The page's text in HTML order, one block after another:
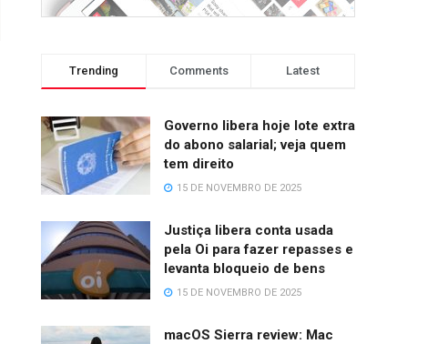
Trending Comments Latest
Governo libera hoje lote extra
do abono salarial; veja quem
tem direito
15 DE NOVEMBRO DE 2025
Justiça libera conta usada
pela Oi para fazer repasses e
levanta bloqueio de bens
15 DE NOVEMBRO DE 2025
macOS Sierra review: Mac